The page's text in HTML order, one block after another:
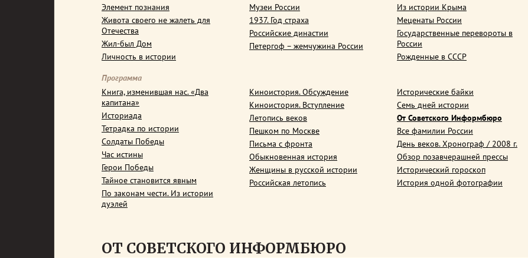
Элемент познания
Живота своего не жалеть для
Отечества
Жил-был Дом
Личность в истории
Музеи России
1937. Год страха
Российские династии
Петергоф – жемчужина России
Из истории Крыма
Меценаты России
Государственные перевороты в
России
Рожденные в СССР
Программа
Книга, изменившая нас. «Два
капитана»
Историада
Тетрадка по истории
Солдаты Победы
Час истины
Герои Победы
Тайное становится явным
По законам чести. Из истории
дуэлей
Киноистория. Обсуждение
Киноистория. Вступление
Летопись веков
Пешком по Москве
Письма с фронта
Обыкновенная история
Женщины в русской истории
Российская летопись
Исторические байки
Семь дней истории
От Советского Информбюро
Все фамилии России
День веков. Хронограф / 2008 г.
Обзор позавчерашней прессы
Исторический гороскоп
История одной фотографии
ОТ СОВЕТСКОГО ИНФОРМБЮРО